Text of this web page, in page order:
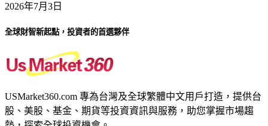
2026年7月3日
全球財智新起點，投資者的首選夥伴
USMarket360.com 專為台灣及全球繁體中文用戶打造，提供台
股、美股、基金、期貨等投資資訊與服務，助您掌握市場趨